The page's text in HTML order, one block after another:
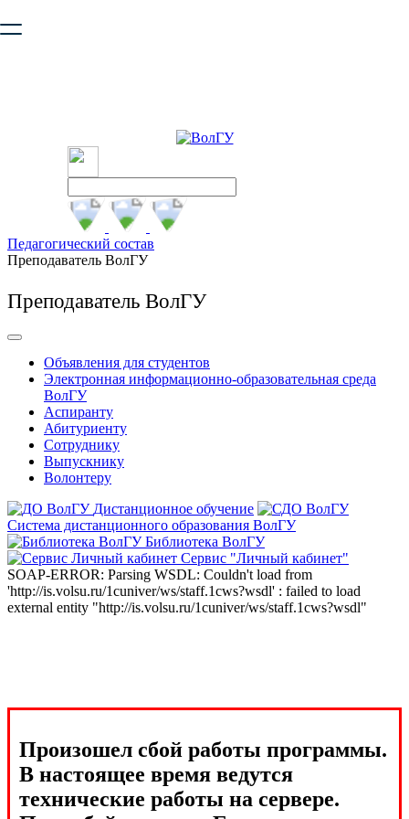
безопасную работу с сайтом. Пожалуйста
Педагогический состав
Преподаватель ВолГУ
Преподаватель ВолГУ
Объявления для студентов
Электронная информационно-образовательная среда
ВолГУ
Аспиранту
Абитуриенту
Сотруднику
Выпускнику
Волонтеру
Дистанционное обучение
Система дистанционного образования ВолГУ
Библиотека ВолГУ
Сервис "Личный кабинет"
SOAP-ERROR: Parsing WSDL: Couldn't load from
'http://is.volsu.ru/1cuniver/ws/staff.1cws?wsdl' : failed to load
external entity "http://is.volsu.ru/1cuniver/ws/staff.1cws?wsdl"
Произошел сбой работы программы.
В настоящее время ведутся
технические работы на сервере.